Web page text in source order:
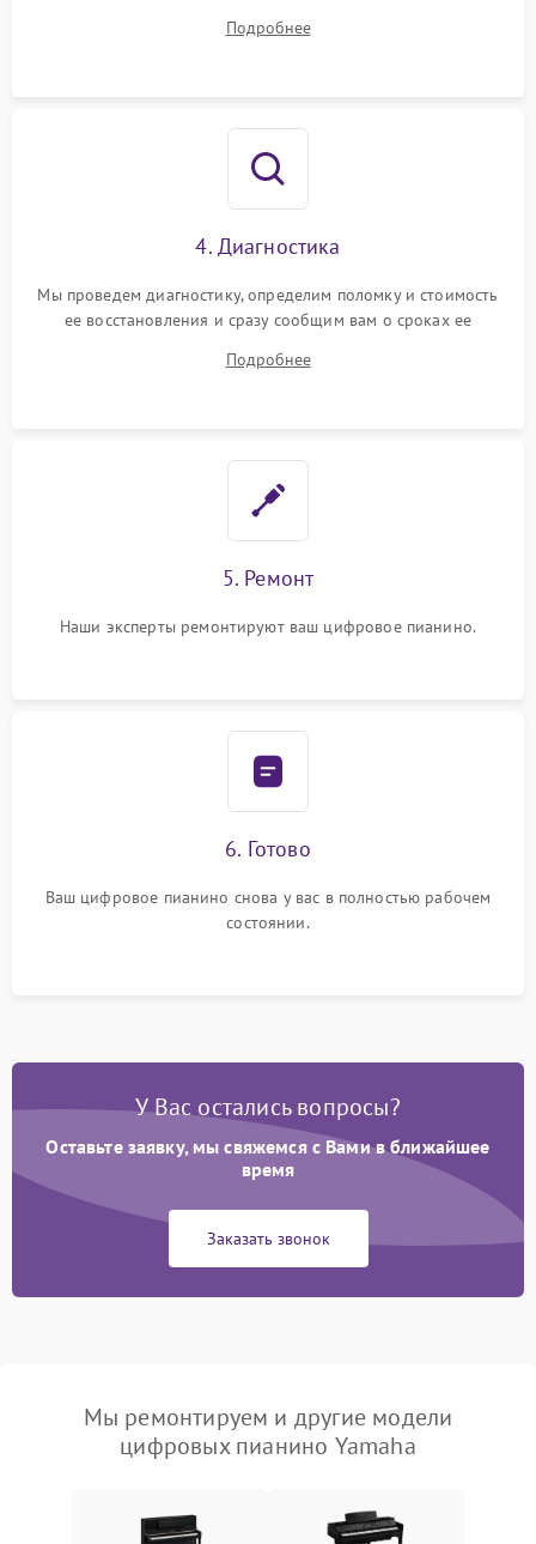
Подробнее
4. Диагностика
Мы проведем диагностику, определим поломку и стоимость
ее восстановления и сразу сообщим вам о сроках ее
Подробнее
5. Ремонт
Наши эксперты ремонтируют ваш цифровое пианино.
6. Готово
Ваш цифровое пианино снова у вас в полностью рабочем
состоянии.
У Вас остались вопросы?
Оставьте заявку, мы свяжемся с Вами в ближайшее
время
Заказать звонок
Мы ремонтируем и другие модели
цифровых пианино Yamaha